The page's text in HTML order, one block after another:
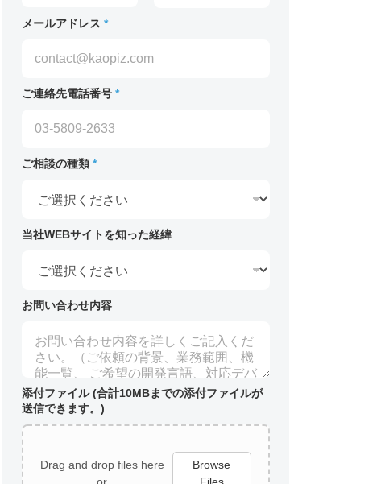
メールアドレス *
ご連絡先電話番号 *
ご相談の種類 *
当社WEBサイトを知った経緯
お問い合わせ内容
添付ファイル (合計10MBまでの添付ファイルが
送信できます。)
Drag and drop files here
Browse